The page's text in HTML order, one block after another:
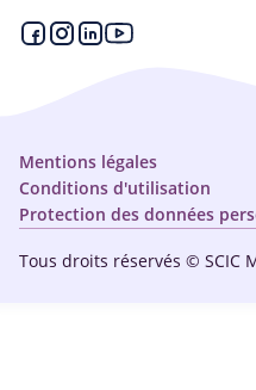
Aides financières et congés
Qui sommes-nous ?
Tous droits réservés © SCIC
Mentions légales
Conditions d'utilisation
Protection des données